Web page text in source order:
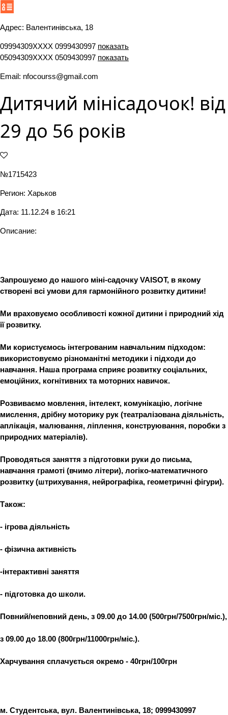
Адрес: Валентинівська, 18
09994309ХХХХ 0999430997 показать
05094309ХХХХ 0509430997 показать
Email: nfocourss@gmail.com
Дитячий мінісадочок! від
29 до 56 років
№1715423
Регион: Харьков
Дата: 11.12.24 в 16:21
Описание:
Запрошуємо до нашого міні-садочку VAISOT, в якому
створені всі умови для гармонійного розвитку дитини!
Ми враховуємо особливості кожної дитини і природний хід
її розвитку.
Ми користуємось інтегрованим навчальним підходом:
використовуємо різноманітні методики і підходи до
навчання. Наша програма сприяє розвитку соціальних,
емоційних, когнітивних та моторних навичок.
Розвиваємо мовлення, інтелект, комунікацію, логічне
мислення, дрібну моторику рук (театралізована діяльність,
аплікація, малювання, ліплення, конструювання, поробки з
природних матеріалів).
Проводяться заняття з підготовки руки до письма,
навчання грамоті (вчимо літери), логіко-математичного
розвитку (штрихування, нейрографіка, геометричні фігури).
Також:
- ігрова діяльність
- фізична активність
-інтерактивні заняття
- підготовка до школи.
Повний/неповний день, з 09.00 до 14.00 (500грн/7500грн/міс.),
з 09.00 до 18.00 (800грн/11000грн/міс.).
Харчування сплачується окремо - 40грн/100грн
м. Студентська, вул. Валентинівська, 18; 0999430997